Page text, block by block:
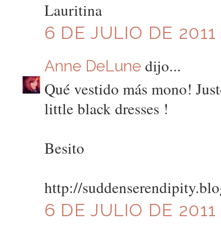
Lauritina
6 DE JULIO DE
Anne DeLune dijo...
Qué vestido más mono!
little black dresses !
Besito
http://
6 DE JULIO DE 2011